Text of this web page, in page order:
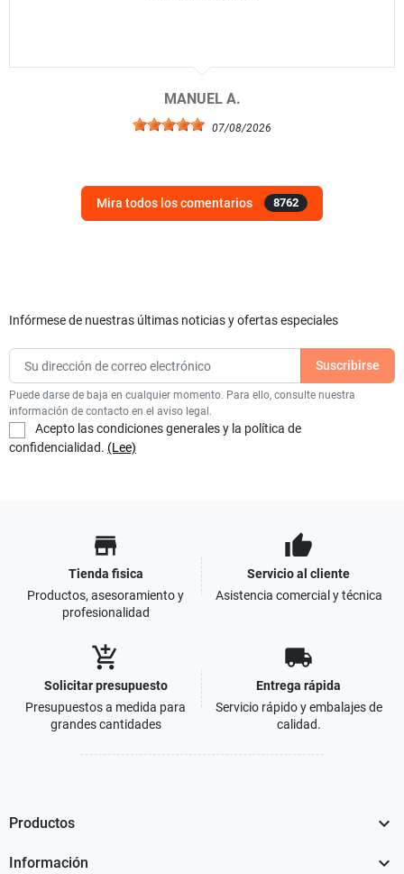
MANUEL A.
07/08/2026
Mira todos los comentarios 8762
Infórmese de nuestras últimas noticias y ofertas especiales
Puede darse de baja en cualquier momento. Para ello, consulte nuestra
información de contacto en el aviso legal.
Acepto las condiciones generales y la política de
confidencialidad. (Lee)
store
Tienda fisica
Productos, asesoramiento y
profesionalidad
thumb_up
Servicio al cliente
Asistencia comercial y técnica
add_shopping_cart
Solicitar presupuesto
Presupuestos a medida para
grandes cantidades
local_shipping
Entrega rápida
Servicio rápido y embalajes de
calidad.
Productos 
Información 